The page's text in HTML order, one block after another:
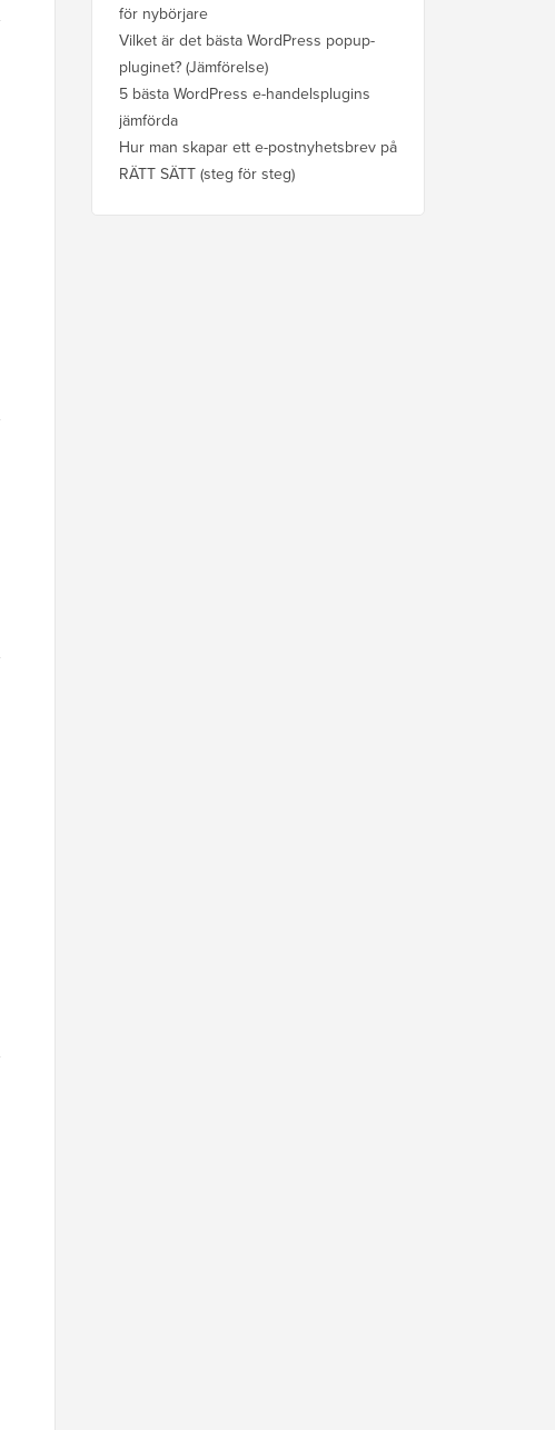
för nybörjare
Vilket är det bästa WordPress popup-
pluginet? (Jämförelse)
5 bästa WordPress e-handelsplugins
jämförda
Hur man skapar ett e-postnyhetsbrev på
RÄTT SÄTT (steg för steg)